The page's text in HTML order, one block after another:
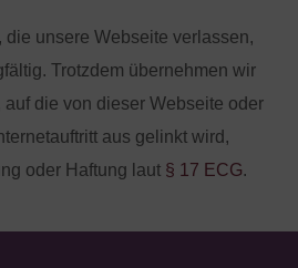
die unsere Webseite verlassen,
Trotzdem übernehmen wir
die von dieser Webseite oder
aus gelinkt wird,
oder Haftung laut § 17 ECG.